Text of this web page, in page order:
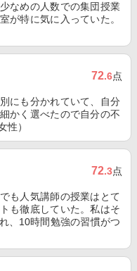
なめの人数での集団授業
が特に気に入っていた。
72.6点
にも分かれていて、自分
かく選べたので自分の不
性）
72.3点
も人気講師の授業はとて
も徹底していた。私はそ
、10時間勉強の習慣がつ